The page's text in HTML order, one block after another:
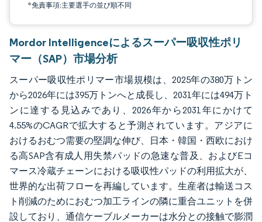
*免責事項:主要選手の並び順不同
Mordor Intelligenceによるスーパー吸収性ポリ
マー（SAP）市場分析
スーパー吸収性ポリマー市場規模は、2025年の380万トン
から2026年には395万トンへと成長し、2031年には494万ト
ンに達する見込みであり、2026年から2031年にかけて
4.55%のCAGRで拡大すると予測されています。アジアに
おけるおむつ需要の堅調な伸び、日本・韓国・西欧におけ
る高SAP含有成人用失禁パッドの急速な普及、およびEコ
マース冷蔵チェーンにおける吸収性パッドの利用拡大が、
世界的な出荷フローを再編しています。生産者は輸送コス
ト削減のためにおむつ加工ラインの隣に重合ユニットを併
設しており、通信ケーブルメーカーは水分との接触で膨潤